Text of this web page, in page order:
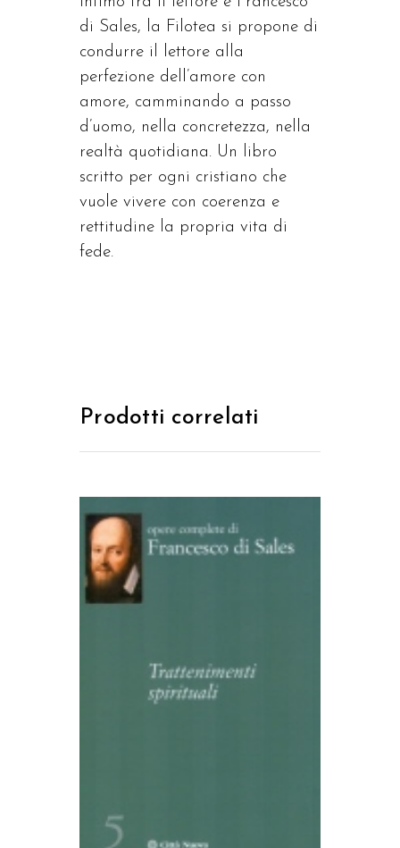
di Sales, la Filotea si propone di
condurre il lettore alla
perfezione dell’amore con
amore, camminando a passo
d’uomo, nella concretezza, nella
realtà quotidiana. Un libro
scritto per ogni cristiano che
vuole vivere con coerenza e
rettitudine la propria vita di
fede.
Prodotti correlati
AGGIUNGI AL CARRELLO